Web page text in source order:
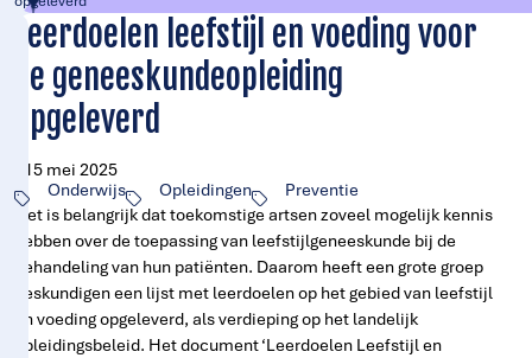
Leerdoelen leefstijl en voeding voor
de geneeskundeopleiding
opgeleverd
15 mei 2025
Onderwijs
Opleidingen
Preventie
Het is belangrijk dat toekomstige artsen zoveel mogelijk kennis
hebben over de toepassing van leefstijlgeneeskunde bij de
behandeling van hun patiënten. Daarom heeft een grote groep
deskundigen een lijst met leerdoelen op het gebied van leefstijl
en voeding opgeleverd, als verdieping op het landelijk
opleidingsbeleid. Het document ‘Leerdoelen Leefstijl en